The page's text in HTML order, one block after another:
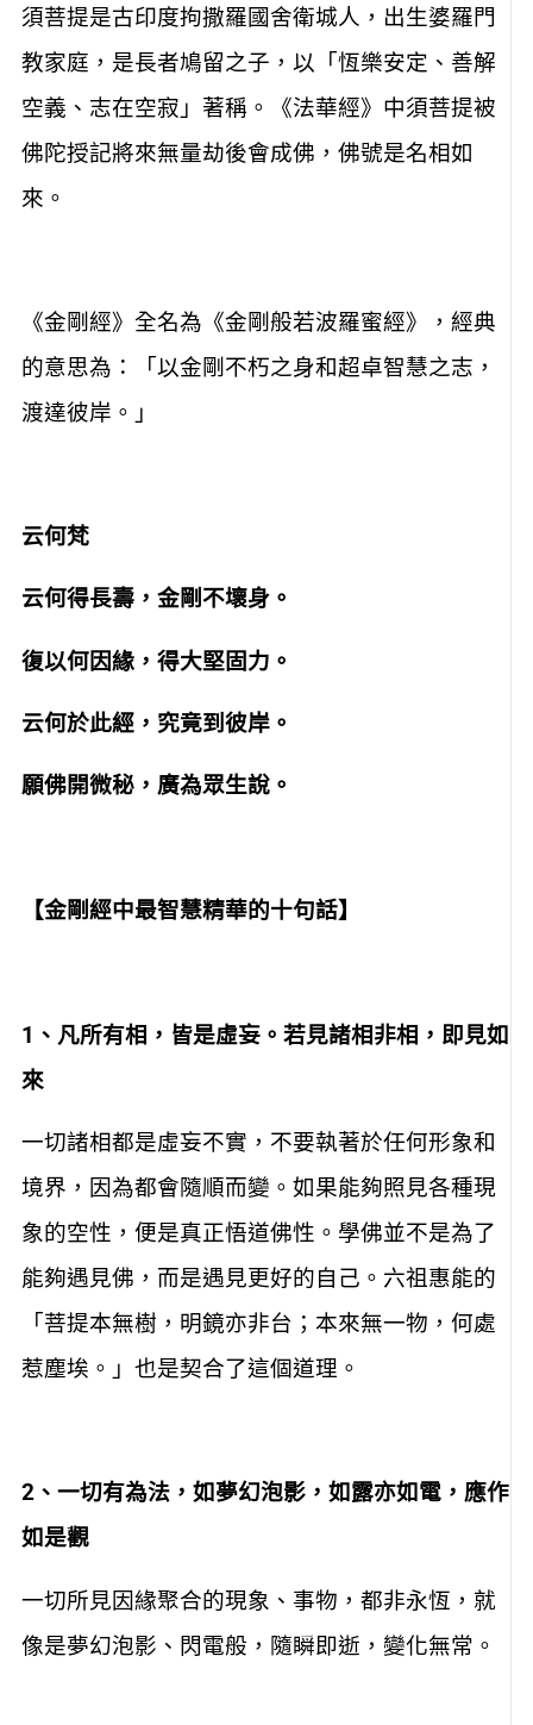
須菩提是古印度拘撒羅國舍衛城人，出生婆羅門
教家庭，是長者鳩留之子，以「恆樂安定、善解
空義、志在空寂」著稱。《法華經》中須菩提被
佛陀授記將來無量劫後會成佛，佛號是名相如
來。
《金剛經》全名為《金剛般若波羅蜜經》，經典
的意思為：「以金剛不朽之身和超卓智慧之志，
渡達彼岸。」
云何梵
云何得長壽，金剛不壞身。
復以何因緣，得大堅固力。
云何於此經，究竟到彼岸。
願佛開微秘，廣為眾生說。
【金剛經中最智慧精華的十句話】
1
、凡所有相，皆是虛妄。若見諸相非相，即見如
來
一切諸相都是虛妄不實，不要執著於任何形象和
境界，因為都會隨順而變。如果能夠照見各種現
象的空性，便是真正悟道佛性。學佛並不是為了
能夠遇見佛，而是遇見更好的自己。六祖惠能的
「菩提本無樹，明鏡亦非台；本來無一物，何處
惹塵埃。」也是契合了這個道理。
2、一切有為法，如夢幻泡影，如露亦如電，應作
如是觀
一切所見因緣聚合的現象、事物，都非永恆，就
像是夢幻泡影、閃電般，隨瞬即逝，變化無常。